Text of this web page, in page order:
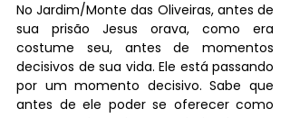
No Jardim/Monte das Oliveiras, antes de
sua prisão Jesus orava, como era
costume seu, antes de momentos
decisivos de sua vida. Ele está passando
por um momento decisivo. Sabe que
antes de ele poder se oferecer como